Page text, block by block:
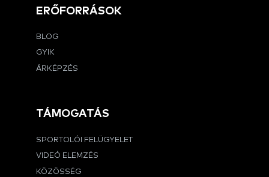
ERŐFORRÁSOK
BLOG
GYIK
ÁRKÉPZÉS
TÁMOGATÁS
SPORTOLÓI FELÜGYELET
VIDEÓ ELEMZÉS
KÖZÖSSÉG